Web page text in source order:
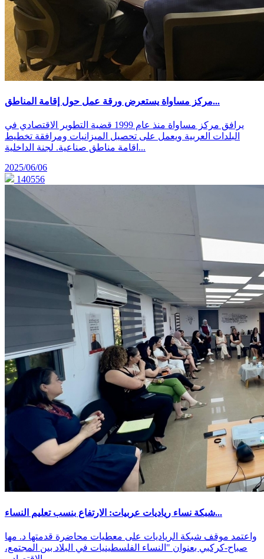
مركز مساواة يستعرض ورقة عمل حول إقامة المناطق...
يرافق مركز مساواة منذ عام 1999 قضية التطوير الاقتصادي في
البلدات العربية ويعمل على تحصيل الميزانيات ومرافقة تخطيط
اقامة مناطق صناعية. لجنة الداخلية...
2025/06/06
140556
شبكة نساء رياديات عربيات: الارتفاع بنسب تعليم النساء...
واعتمد موقف شبكة الرياديات على معطيات محاضرة قدمتها د. مها
صباح-كركبي بعنوان "النساء الفلسطينيات في البلاد بين المجتمع،